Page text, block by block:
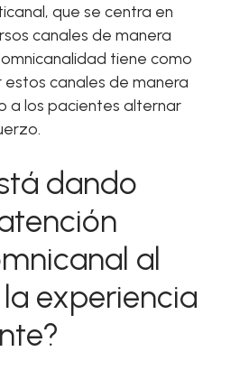
que se centra en
canales de manera
tiene como
canales de manera
a los pacientes alternar
dando
al
experiencia